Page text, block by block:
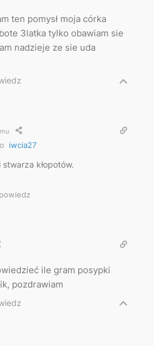
ten pomysł moja córka
3latka tylko obawiam sie
nadzieje ze sie uda
iwcia27
kłopotów.
ile gram posypki
pozdrawiam